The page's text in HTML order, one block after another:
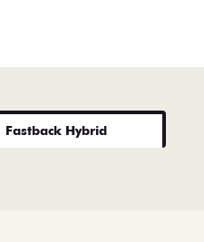
Fastback Hybrid